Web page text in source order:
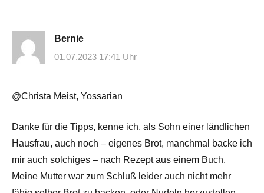
Bernie
01.07.2023 17:41 Uhr
@Christa Meist, Yossarian
Danke für die Tipps, kenne ich, als Sohn einer ländlichen
Hausfrau, auch noch – eigenes Brot, manchmal backe ich
mir auch solchiges – nach Rezept aus einem Buch.
Meine Mutter war zum Schluß leider auch nicht mehr